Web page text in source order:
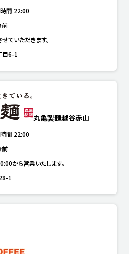
間 22:00
前
ていただきます。
目6-1
丸亀製麺越谷赤山
間 22:00
前
から営業いたします。
1